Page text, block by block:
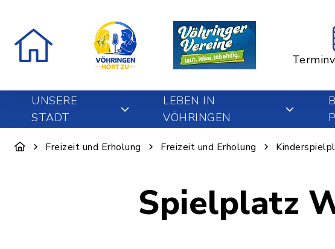
UNSERE
STADT
LEBEN IN
VÖHRINGEN
Freizeit und Erholung Freizeit und Erholung
Spielplatz